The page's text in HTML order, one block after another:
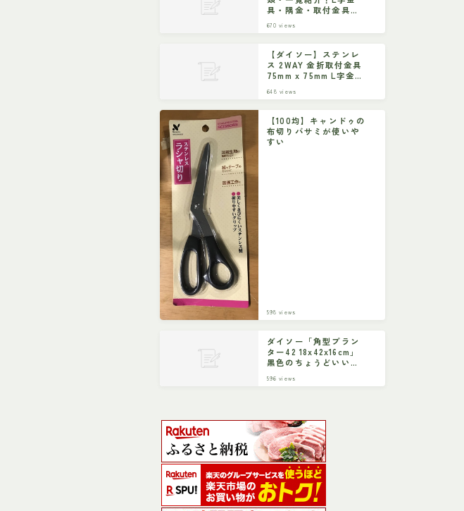
具・隅金・取付金具な
670 views
【ダイソー】ステンレ
ス 2WAY 金折取付金具
75mm x 75mm L字金具
648 views
【100均】キャンドゥの
布切りバサミが使いや
すい
598 views
ダイソー「角型プラン
ター42 18x42x16cm」
黒色のちょうどいいサ
596 views